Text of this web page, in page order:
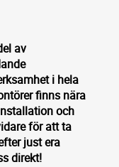
av
i hela
finns nära
och
för att ta
just era
direkt!